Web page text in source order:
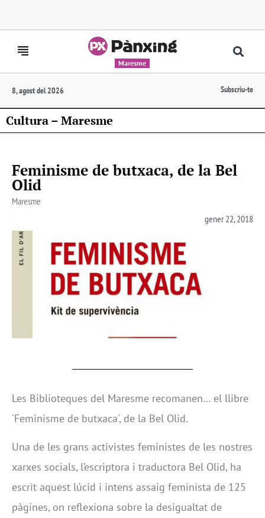
Maresme
8, agost del 2026 Subscriu-te
Cultura – Maresme
Feminisme de butxaca, de la Bel
Olid
Maresme
gener 22, 2018
Les Biblioteques del Maresme recomanen… el llibre
'Feminisme de butxaca', de la Bel Olid.
Una de les grans activistes feministes de les nostres
xarxes socials, l’escriptora i traductora Bel Olid, ha
escrit aquest lúcid i intens assaig feminista de 125
pàgines, on reflexiona sobre la desigualtat de